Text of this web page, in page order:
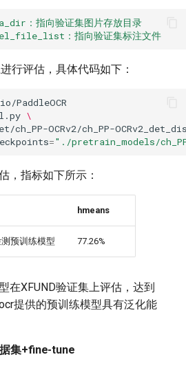
：指向验证集图片存放目录
：指向验证集标注文件
行评估，具体代码如下：
\
ch_PP-OCRv2/ch_PP-
="./pretrain_models/
，指标如下所示：
hmeans
测预训练模型 77.26%
在XFUND验证集上评估，达到
提供的预训练模型具有泛化能
集+fine-tune